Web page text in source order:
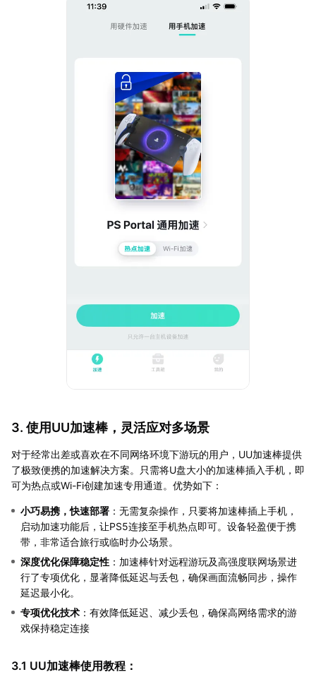
3. 使用UU加速棒，灵活应对多场景
对于经常出差或喜欢在不同网络环境下游玩的用户，UU加速棒提供
了极致便携的加速解决方案。只需将U盘大小的加速棒插入手机，即
可为热点或Wi-Fi创建加速专用通道。优势如下：
小巧易携，快速部署 ：无需复杂操作，只要将加速棒插上手机，
启动加速功能后，让PS5连接至手机热点即可。设备轻盈便于携
带，非常适合旅行或临时办公场景。
深度优化保障稳定性 ：加速棒针对远程游玩及高强度联网场景进
行了专项优化，显著降低延迟与丢包，确保画面流畅同步，操作
延迟最小化。
专项优化技术 ：有效降低延迟、减少丢包，确保高网络需求的游
戏保持稳定连接
3.1 UU加速棒使用教程：